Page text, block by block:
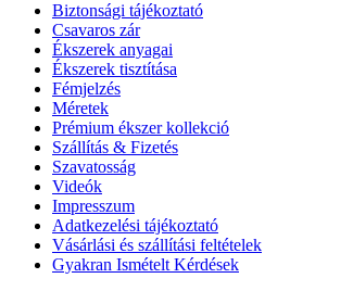
Biztonsági tájékoztató
Csavaros zár
Ékszerek anyagai
Ékszerek tisztítása
Fémjelzés
Méretek
Prémium ékszer kollekció
Szállítás & Fizetés
Szavatosság
Videók
Impresszum
Adatkezelési tájékoztató
Vásárlási és szállítási feltételek
Gyakran Ismételt Kérdések